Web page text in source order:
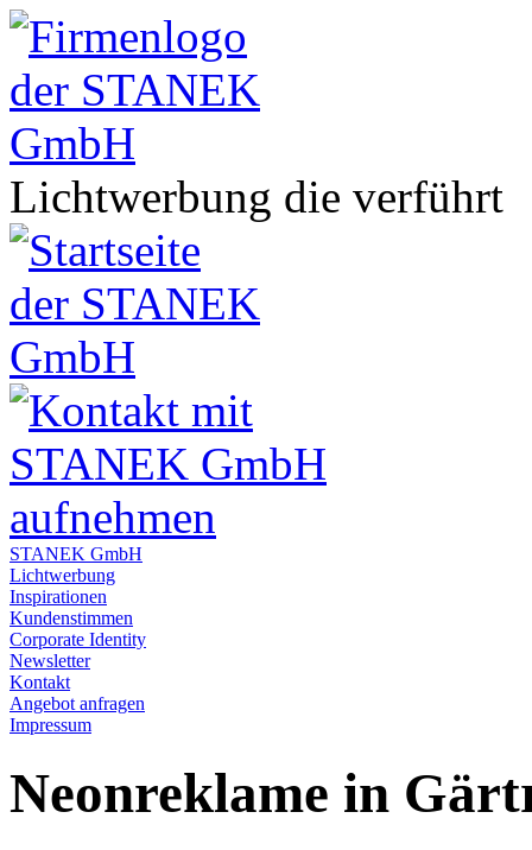
Lichtwerbung die verführt
STANEK GmbH
Lichtwerbung
Inspirationen
Kundenstimmen
Corporate Identity
Newsletter
Kontakt
Angebot anfragen
Impressum
Neonreklame in